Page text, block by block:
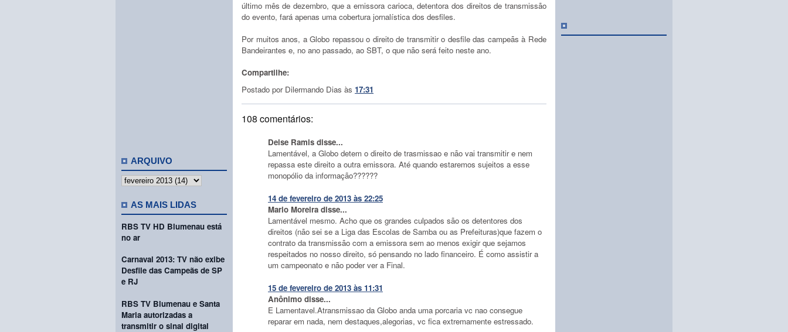
ARQUIVO
AS MAIS LIDAS
RBS TV HD Blumenau está
no ar
Carnaval 2013: TV não exibe
Desfile das Campeãs de SP
e RJ
RBS TV Blumenau e Santa
Maria autorizadas a
transmitir o sinal digital
último mês de dezembro, que a emissora carioca, detentora dos direitos de transmissão
do evento, fará apenas uma cobertura jornalística dos desfiles.
Por muitos anos, a Globo repassou o direito de transmitir o desfile das campeãs à Rede
Bandeirantes e, no ano passado, ao SBT, o que não será feito neste ano.
Compartilhe:
Postado por Dilermando Dias às 17:31
108 comentários:
Deise Ramis disse...
Lamentável, a Globo detem o direito de trasmissao e não vai transmitir e nem
repassa este direito a outra emissora. Até quando estaremos sujeitos a esse
monopólio da informação??????
14 de fevereiro de 2013 às 22:25
Mario Moreira disse...
Lamentável mesmo. Acho que os grandes culpados são os detentores dos
direitos (não sei se a Liga das Escolas de Samba ou as Prefeituras)que fazem o
contrato da transmissão com a emissora sem ao menos exigir que sejamos
respeitados no nosso direito, só pensando no lado financeiro. É como assistir a
um campeonato e não poder ver a Final.
15 de fevereiro de 2013 às 11:31
Anônimo disse...
E Lamentavel.Atransmissao da Globo anda uma porcaria vc nao consegue
reparar em nada, nem destaques,alegorias, vc fica extremamente estressado.